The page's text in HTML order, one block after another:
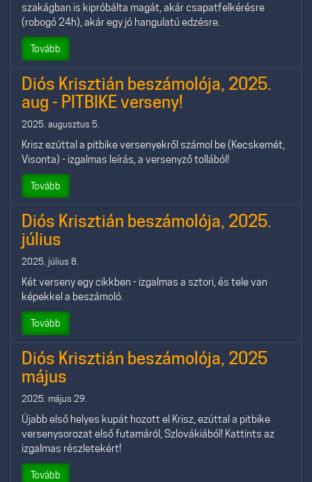
szakágban is kipróbálta magát, akár csapatfelkérésre
(robogó 24h), akár egy jó hangulatú edzésre.
Tovább
Diós Krisztián beszámolója, 2025.
aug - PITBIKE verseny!
2025. augusztus 5.
Krisz ezúttal a pitbike versenyekről számol be (Kecskemét,
Visonta) - izgalmas leírás, a versenyző tollából!
Tovább
Diós Krisztián beszámolója, 2025.
július
2025. július 8.
Két verseny egy cikkben - izgalmas a sztori, és tele van
képekkel a beszámoló.
Tovább
Diós Krisztián beszámolója, 2025
május
2025. május 29.
Újabb első helyes kupát hozott el Krisz, ezúttal a pitbike
versenysorozat első futamáról, Szlovákiából! Kattints az
izgalmas részletekért!
Tovább